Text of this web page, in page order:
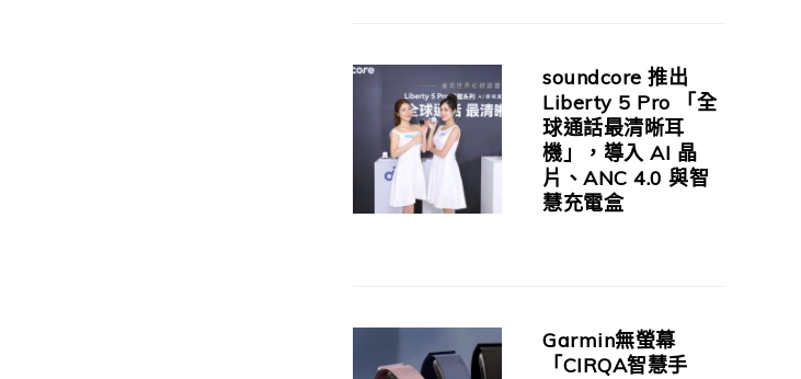
soundcore 推出
Liberty 5 Pro 「全
球通話最清晰耳
機」，導入 AI 晶
片、ANC 4.0 與智
慧充電盒
Garmin無螢幕
「CIRQA智慧手